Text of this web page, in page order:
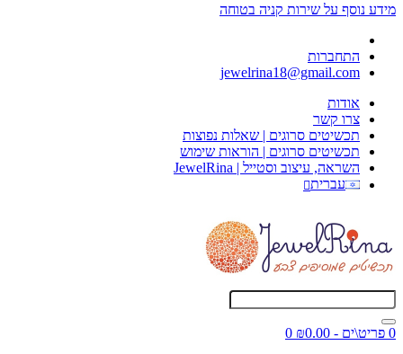
מידע נוסף על שירות קניה בטוחה
התחברות
jewelrina18@gmail.com
אודות
צרו קשר
תכשיטים סרוגים | שאלות נפוצות
תכשיטים סרוגים | הוראות שימוש
השראה, עיצוב וסטייל | JewelRina
עברית
0 פריט\ים - ₪0.00
0